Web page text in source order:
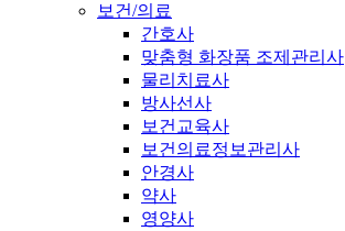
보건/의료
간호사
맞춤형 화장품 조제관리사
물리치료사
방사선사
보건교육사
보건의료정보관리사
안경사
약사
영양사